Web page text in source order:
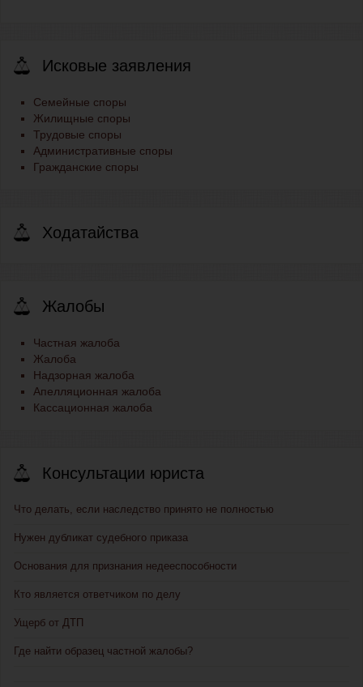
Исковые заявления
Семейные споры
Жилищные споры
Трудовые споры
Административные споры
Гражданские споры
Ходатайства
Жалобы
Частная жалоба
Жалоба
Надзорная жалоба
Апелляционная жалоба
Кассационная жалоба
Консультации юриста
Что делать, если наследство принято не полностью
Нужен дубликат судебного приказа
Основания для признания недееспособности
Кто является ответчиком по делу
Ущерб от ДТП
Где найти образец частной жалобы?